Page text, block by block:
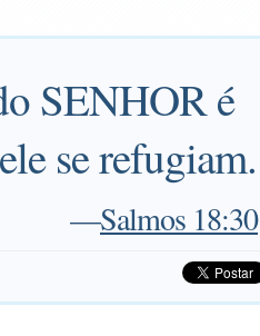
SENHOR é
se refugiam.
—Salmos 18:30